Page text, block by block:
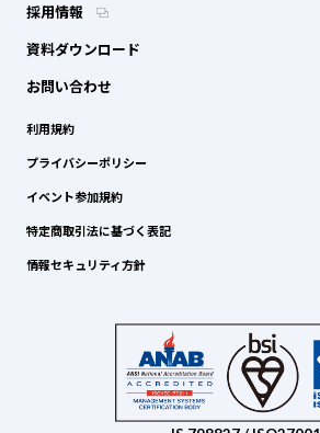
採用情報
資料ダウンロード
お問い合わせ
利用規約
プライバシーポリシー
イベント参加規約
特定商取引法に基づく表記
情報セキュリティ方針